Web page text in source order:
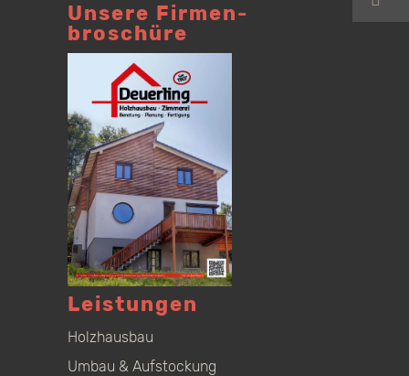
Unsere Firmen­
broschüre
Leistungen
Holzhausbau
Umbau & Aufstockung